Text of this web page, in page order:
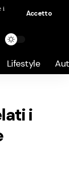
i
Accetto
Lifestyle
i